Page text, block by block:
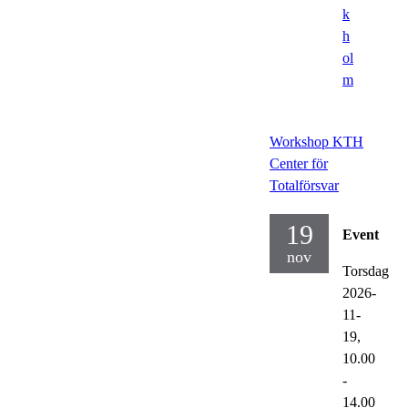
k
h
ol
m
Workshop KTH
Center för
Totalförsvar
19
nov
Event
Torsdag
2026-
11-
19,
10.00
-
14.00